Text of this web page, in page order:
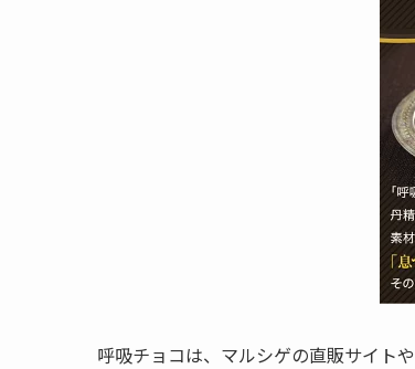
呼吸チョコは、マルシゲの直販サイト